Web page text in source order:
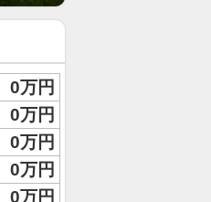
0万円
0万円
0万円
0万円
0万円